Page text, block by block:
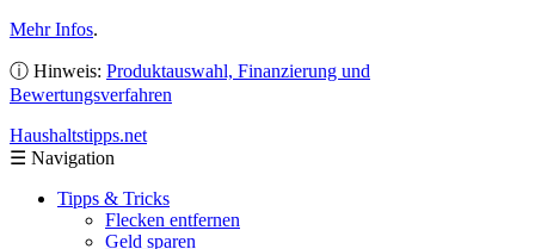
Mehr Infos.
ⓘ Hinweis: Produktauswahl, Finanzierung und
Bewertungsverfahren
Haushaltstipps.net
☰ Navigation
Tipps & Tricks
Flecken entfernen
Geld sparen